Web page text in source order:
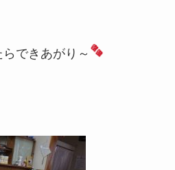
できあがり～